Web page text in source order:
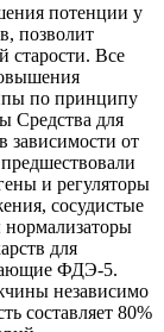
потенции у
позволит
старости. Все
по принципу
Средства для
от
и регуляторы
сосудистые
нормализаторы
для
ФДЭ-5.
независимо
составляет 80%